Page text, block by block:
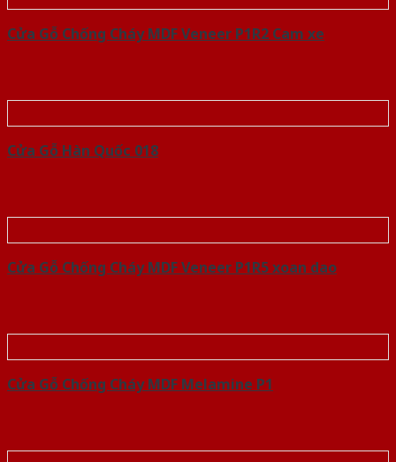
Cửa Gỗ Chống Cháy MDF Veneer P1R2 Cam xe
Cửa Gỗ Hàn Quốc 018
Cửa Gỗ Chống Cháy MDF Veneer P1R5 xoan dao
Cửa Gỗ Chống Cháy MDF Melamine P1